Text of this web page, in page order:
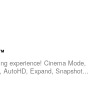
experience! Cinema Mode,
AutoHD, Expand, Snapshot...